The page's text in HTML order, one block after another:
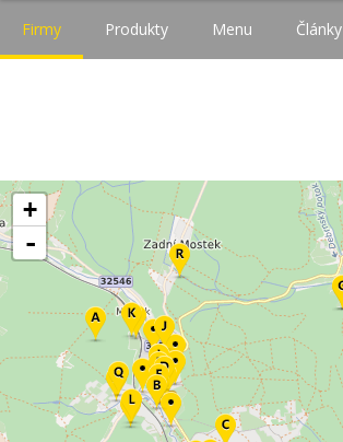
Firmy Produkty Menu Články
+
-